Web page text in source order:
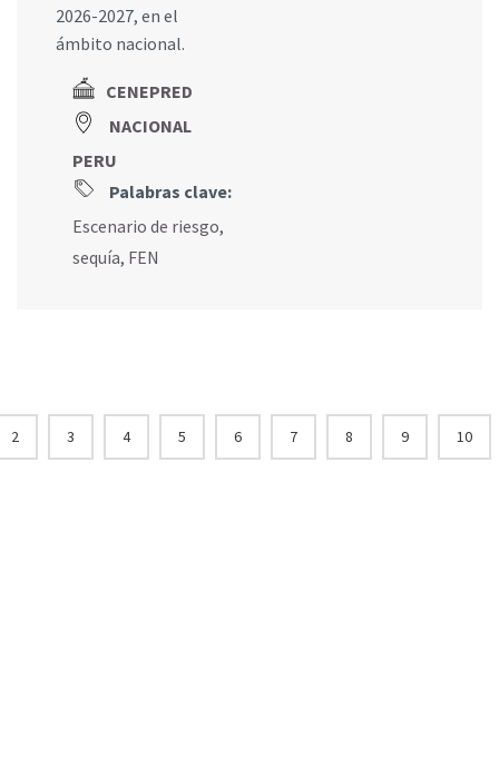
2026-2027, en el
ámbito nacional.
CENEPRED
NACIONAL
PERU
Palabras clave:
Escenario de riesgo,
sequía, FEN
2 3 4 5 6 7 8 9 10